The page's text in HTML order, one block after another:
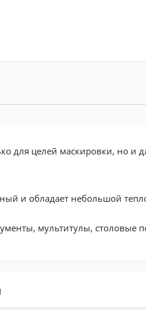
для целей маскировки, но и
и обладает небольшой
мультитулы, столовые